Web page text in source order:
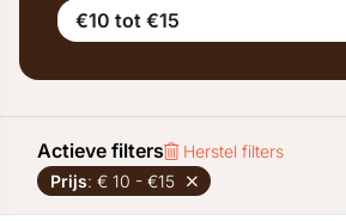
€10 tot €15
Actieve filters
Herstel filters
Prijs: € 10 - €15